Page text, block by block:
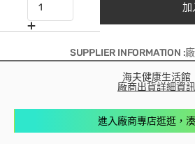
加
SUPPLIER INFORMATION :
海夫健康生活館
廠商出貨詳細資訊
進入廠商專店逛逛，